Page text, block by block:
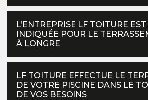
L’ENTREPRISE LF TOITURE
INDIQUÉE POUR LE
À LONGRE
LF TOITURE EFFECTUE LE
DE VOTRE PISCINE DANS LE
DE VOS BESOINS